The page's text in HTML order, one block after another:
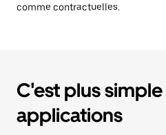
comme contractuelles.
C'est plus
applications